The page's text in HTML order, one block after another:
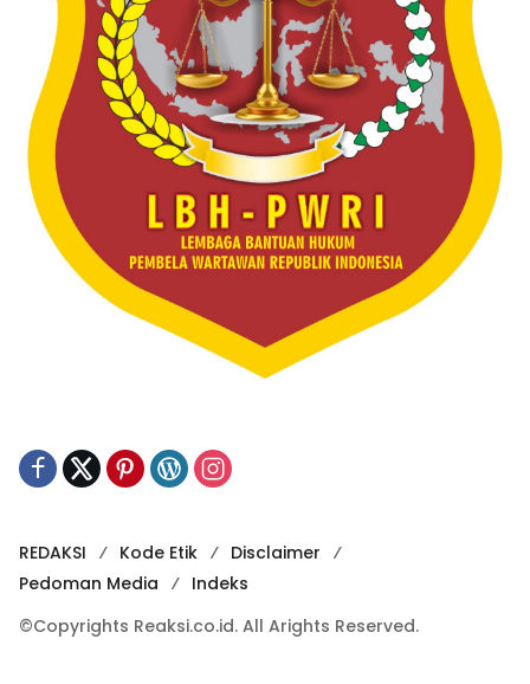
REDAKSI Kode Etik
Disclaimer
Pedoman Media
Indeks
©Copyrights Reaksi.co.id. All Arights Reserved.